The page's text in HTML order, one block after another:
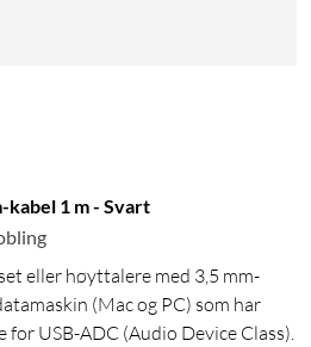
kabel 1 m - Svart
eller høyttalere med 3,5 mm-
(Mac og PC) som har
USB-ADC (Audio Device Class).